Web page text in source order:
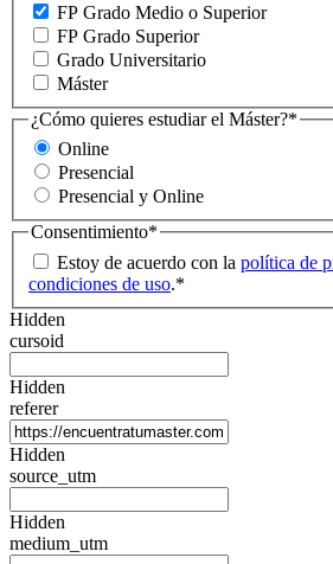
FP Grado Medio o Superior
FP Grado Superior
Grado Universitario
Máster
¿Cómo quieres estudiar el Máster?*
Online
Presencial
Presencial y Online
Consentimiento*
Estoy de acuerdo con la política de
condiciones de uso.*
Hidden
cursoid
Hidden
referer
Hidden
source_utm
Hidden
medium_utm